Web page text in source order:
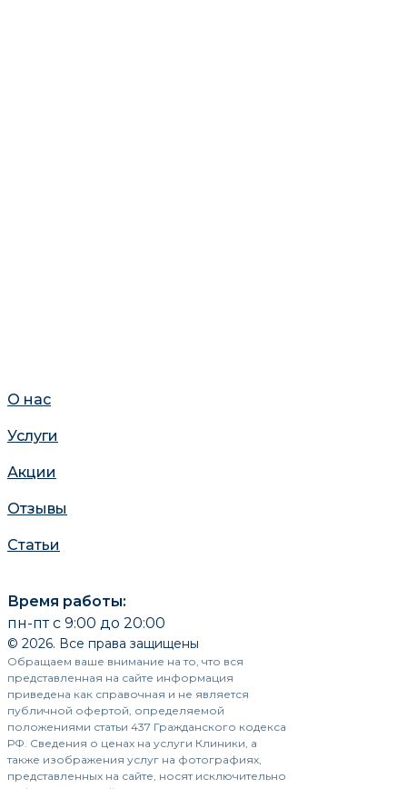
О нас
Услуги
Акции
Отзывы
Статьи
Время работы:
пн-пт с 9:00 до 20:00
© 2026. Все права защищены
Обращаем ваше внимание на то, что вся
представленная на сайте информация
приведена как справочная и не является
публичной офертой, определяемой
положениями статьи 437 Гражданского кодекса
РФ. Сведения о ценах на услуги Клиники, а
также изображения услуг на фотографиях,
представленных на сайте, носят исключительно